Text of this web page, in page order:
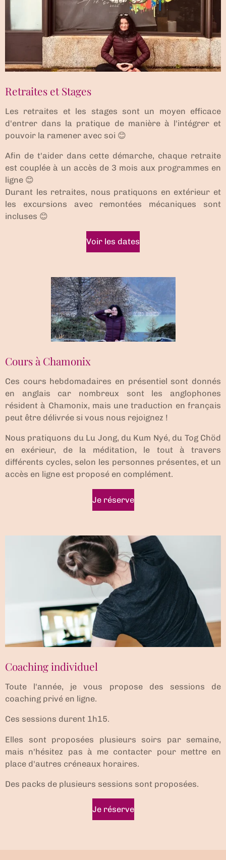
Retraites et Stages
Les retraites et les stages sont un moyen efficace
d'entrer dans la pratique de manière à l'intégrer et
pouvoir la ramener avec soi 😊
Afin de t'aider dans cette démarche, chaque retraite
est couplée à un accès de 3 mois aux programmes en
ligne 😊
Durant les retraites, nous pratiquons en extérieur et
les excursions avec remontées mécaniques sont
incluses 😊
Voir les dates
Cours à Chamonix
Ces cours hebdomadaires en présentiel sont donnés
en anglais car nombreux sont les anglophones
résident à Chamonix, mais une traduction en français
peut être délivrée si vous nous rejoignez !
Nous pratiquons du Lu Jong, du Kum Nyé, du Tog Chöd
en exérieur, de la méditation, le tout à travers
différents cycles, selon les personnes présentes, et un
accès en ligne est proposé en complément.
Je réserve
Coaching individuel
Toute l'année, je vous propose des sessions de
coaching privé en ligne.
Ces sessions durent 1h15.
Elles sont proposées plusieurs soirs par semaine,
mais n'hésitez pas à me contacter pour mettre en
place d'autres créneaux horaires.
Des packs de plusieurs sessions sont proposées.
Je réserve